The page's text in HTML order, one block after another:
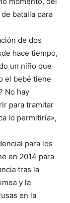
batalla para
de dos
hace tiempo,
un niño que
el bebé tiene
No hay
para tramitar
lo permitiría»,
para los
en 2014 para
tras la
y la
en la